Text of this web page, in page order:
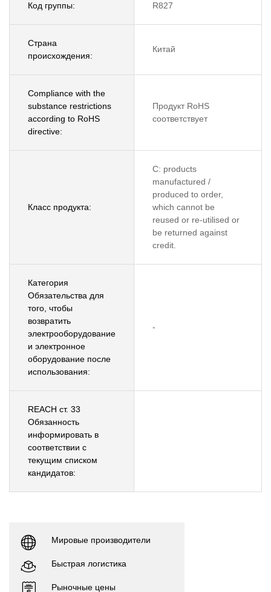
Код группы: R827
Страна
происхождения:
Китай
Compliance with the
substance restrictions
according to RoHS
directive:
Продукт RoHS
соответствует
Класс продукта:
C: products
manufactured /
produced to order,
which cannot be
reused or re-utilised or
be returned against
credit.
Категория
Обязательства для
того, чтобы
возвратить
электрооборудование
и электронное
оборудование после
использования:
-
REACH ст. 33
Обязанность
информировать в
соответствии с
текущим списком
кандидатов:
Мировые производители
Быстрая логистика
Рыночные цены